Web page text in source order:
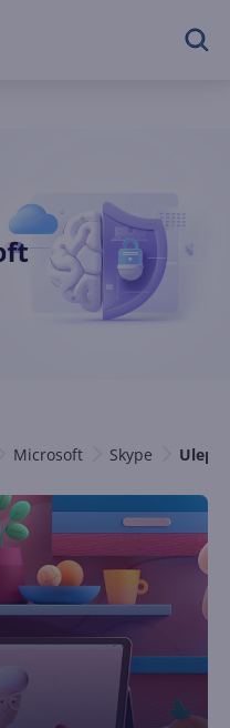
Microsoft Skype